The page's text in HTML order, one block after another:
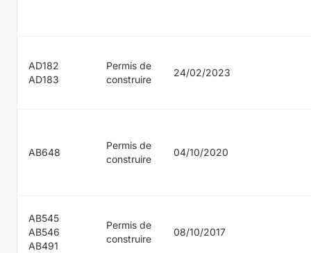
AD182
AD183
Permis de
construire
24/02/2023
AB648
Permis de
construire
04/10/2020
AB545
AB546
AB491
Permis de
construire
08/10/2017